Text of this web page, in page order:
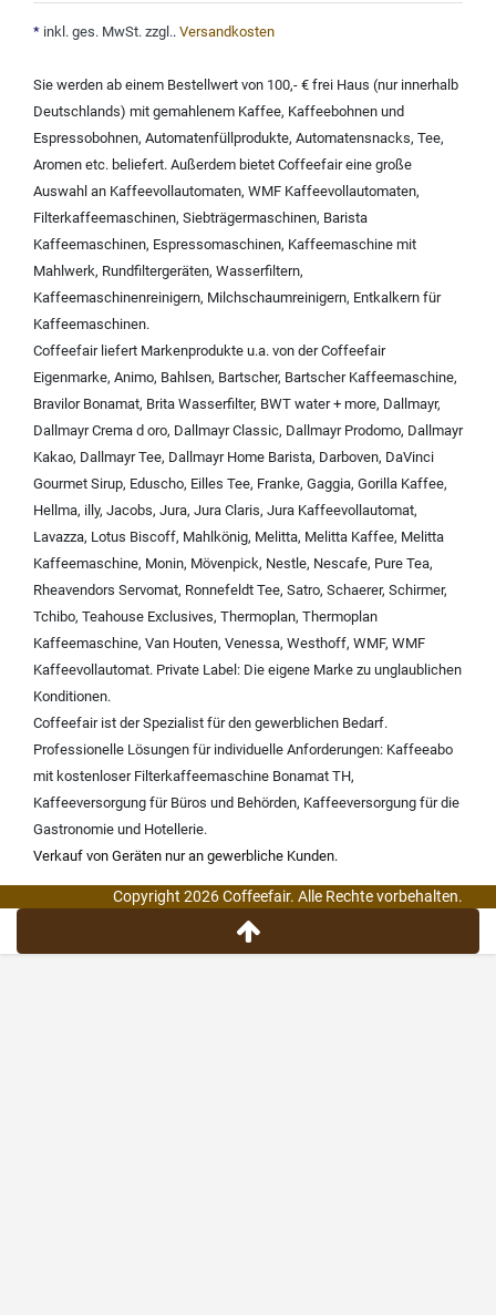
* inkl. ges. MwSt. zzgl.. Versandkosten
Sie werden ab einem Bestellwert von 100,- € frei Haus (nur innerhalb
Deutschlands) mit gemahlenem Kaffee, Kaffeebohnen und
Espressobohnen, Automatenfüllprodukte, Automatensnacks, Tee,
Aromen etc. beliefert. Außerdem bietet Coffeefair eine große
Auswahl an Kaffeevollautomaten, WMF Kaffeevollautomaten,
Filterkaffeemaschinen, Siebträgermaschinen, Barista
Kaffeemaschinen, Espressomaschinen, Kaffeemaschine mit
Mahlwerk, Rundfiltergeräten, Wasserfiltern,
Kaffeemaschinenreinigern, Milchschaumreinigern, Entkalkern für
Kaffeemaschinen.
Coffeefair liefert Markenprodukte u.a. von derCoffeefair
Eigenmarke, Animo, Bahlsen, Bartscher, Bartscher Kaffeemaschine,
Bravilor Bonamat, Brita Wasserfilter, BWT water + more, Dallmayr,
Dallmayr Crema d oro, Dallmayr Classic, Dallmayr Prodomo, Dallmayr
Kakao, Dallmayr Tee, Dallmayr Home Barista, Darboven, DaVinci
Gourmet Sirup, Eduscho, Eilles Tee, Franke, Gaggia, Gorilla Kaffee,
Hellma, illy, Jacobs, Jura, Jura Claris, Jura Kaffeevollautomat,
Lavazza, Lotus Biscoff, Mahlkönig, Melitta, Melitta Kaffee, Melitta
Kaffeemaschine, Monin, Mövenpick, Nestle, Nescafe, Pure Tea,
Rheavendors Servomat, Ronnefeldt Tee, Satro, Schaerer, Schirmer,
Tchibo, Teahouse Exclusives, Thermoplan, Thermoplan
Kaffeemaschine, Van Houten, Venessa, Westhoff, WMF, WMF
Kaffeevollautomat. Private Label: Die eigene Marke zu unglaublichen
Konditionen.
Coffeefair ist der Spezialist für den gewerblichen Bedarf.
Professionelle Lösungen für individuelle Anforderungen: Kaffeeabo
mit kostenloser Filterkaffeemaschine Bonamat TH,
Kaffeeversorgung für Büros und Behörden, Kaffeeversorgung für die
Gastronomie und Hotellerie.
Verkauf von Geräten nur an gewerbliche Kunden.
Copyright 2026 Coffeefair. Alle Rechte vorbehalten.